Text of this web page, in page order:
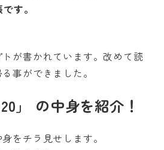
す。
が書かれています。改めて読
事ができました。
」 の中身を紹介！
をチラ見せします。